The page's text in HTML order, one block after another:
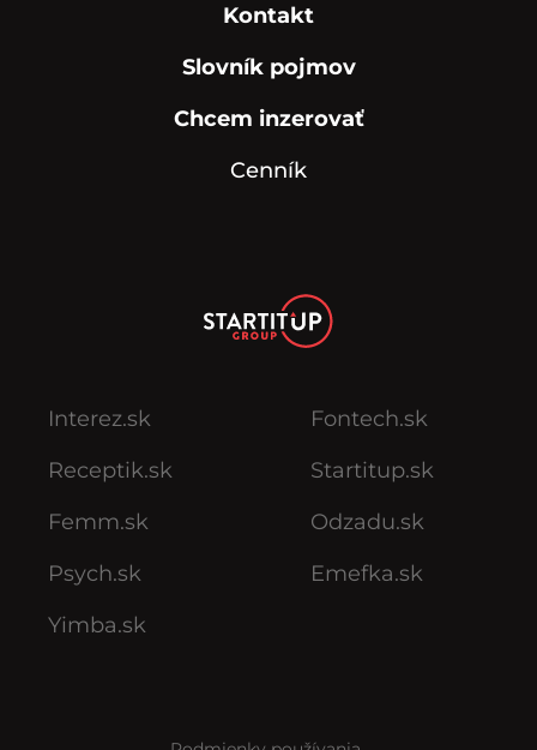
Kontakt
Slovník pojmov
Chcem inzerovať
Cenník
Interez.sk
Receptik.sk
Femm.sk
Psych.sk
Yimba.sk
Fontech.sk
Startitup.sk
Odzadu.sk
Emefka.sk